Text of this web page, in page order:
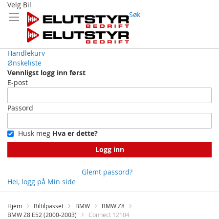
Velg Bil
Søk
Handlekurv
Ønskeliste
Vennligst logg inn først
E-post
Passord
Husk meg Hva er dette?
Logg inn
Glemt passord?
Hei, logg på Min side
Skip
Content
Hjem Biltilpasset BMW
BMW Z8
BMW Z8 E52 (2000-2003)
Connect 12104